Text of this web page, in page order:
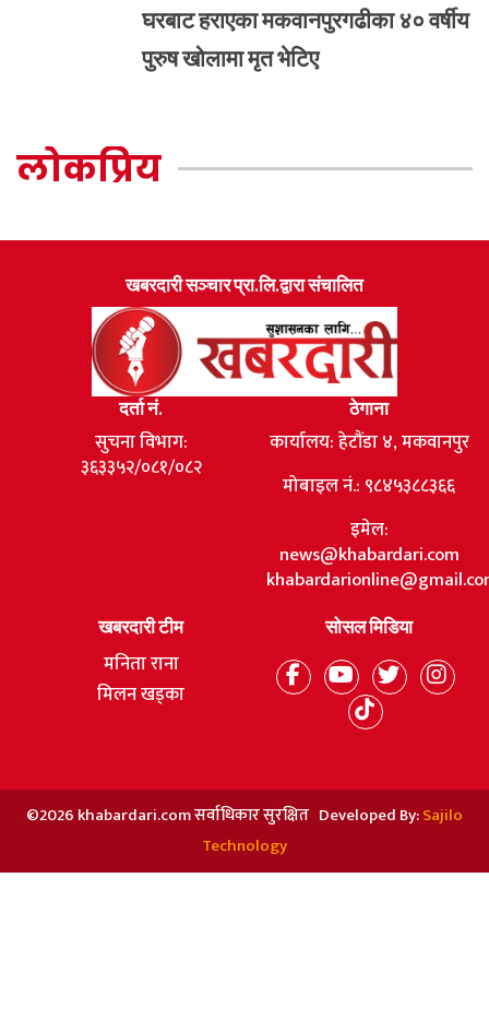
घरबाट हराएका मकवानपुरगढीका ४० वर्षीय
पुरुष खोलामा मृत भेटिए
लोकप्रिय
खबरदारी सञ्चार प्रा.लि.द्वारा संचालित
दर्ता नं.
सुचना विभाग:
३६३३५२/०८१/०८२
ठेगाना
कार्यालय: हेटौंडा ४, मकवानपुर
मोबाइल नं.: ९८४५३८८३६६
इमेल:
news@khabardari.com
खबरदारी टीम
मनिता राना
मिलन खड्का
सोसल मिडिया
©2026 khabardari.com सर्वाधिकार सुरक्षित Developed By:Sajilo
Technology